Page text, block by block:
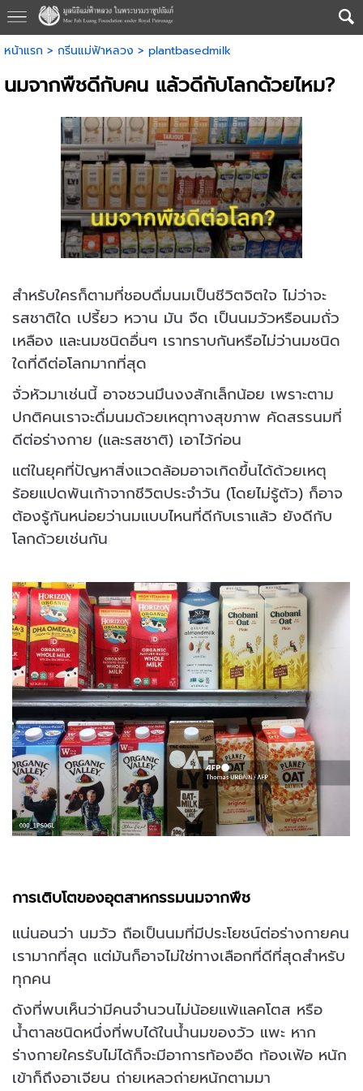
หน้าแรก > กรีนแม่ฟ้าหลวง > plantbasedmilk
นมจากพืชดีกับคน แล้วดีกับโลกด้วยไหม?
สำหรับใครก็ตามที่ชอบดื่มนมเป็นชีวิตจิตใจ ไม่ว่าจะ
รสชาติใด เปรี้ยว หวาน มัน จืด เป็นนมวัวหรือนมถั่ว
เหลือง และนมชนิดอื่นๆ เราทราบกันหรือไม่ว่านมชนิด
ใดที่ดีต่อโลกมากที่สุด
จั่วหัวมาเช่นนี้ อาจชวนมึนงงสักเล็กน้อย เพราะตาม
ปกติคนเราจะดื่มนมด้วยเหตุทางสุขภาพ คัดสรรนมที่
ดีต่อร่างกาย (และรสชาติ) เอาไว้ก่อน
แต่ในยุคที่ปัญหาสิ่งแวดล้อมอาจเกิดขึ้นได้ด้วยเหตุ
ร้อยแปดพันเก้าจากชีวิตประจำวัน (โดยไม่รู้ตัว) ก็อาจ
ต้องรู้กันหน่อยว่านมแบบไหนที่ดีกับเราแล้ว ยังดีกับ
โลกด้วยเช่นกัน
การเติบโตของอุตสาหกรรมนมจากพืช
แน่นอนว่า นมวัว ถือเป็นนมที่มีประโยชน์ต่อร่างกายคน
เรามากที่สุด แต่มันก็อาจไม่ใช่ทางเลือกที่ดีที่สุดสำหรับ
ทุกคน
ดังที่พบเห็นว่ามีคนจำนวนไม่น้อยแพ้แลคโตส หรือ
น้ำตาลชนิดหนึ่งที่พบได้ในน้ำนมของวัว แพะ หาก
ร่างกายใครรับไม่ได้ก็จะมีอาการท้องอืด ท้องเฟ้อ หนัก
เข้าก็ถึงอาเจียน ถ่ายเหลวถ่ายหนักตามมา